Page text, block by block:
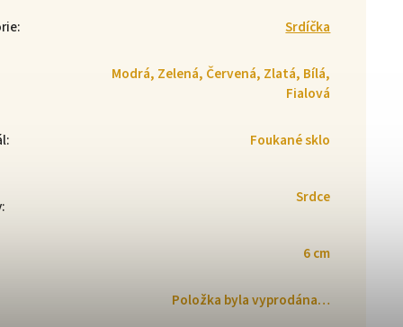
: Srdíčka
Modrá, Zelená, Červená, Zlatá, Bílá,
Fialová
: Foukané sklo
: Srdce
6 cm
Položka byla vyprodána…